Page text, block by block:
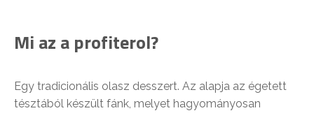
Mi az a profiterol?
Egy tradicionális olasz desszert. Az alapja az égetett
tésztából készült fánk, melyet hagyományosan